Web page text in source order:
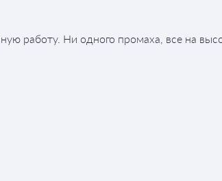
работу. Ни одного промаха, все на